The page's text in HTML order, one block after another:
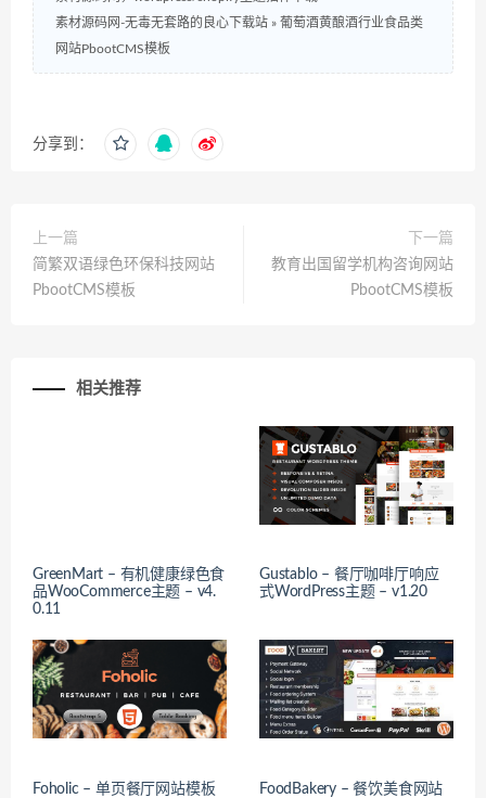
素材源码网-无毒无套路的良心下载站 » 葡萄酒黄酿酒行业食品类
网站PbootCMS模板
分享到：
上一篇
简繁双语绿色环保科技网站
PbootCMS模板
下一篇
教育出国留学机构咨询网站
PbootCMS模板
相关推荐
GreenMart – 有机健康绿色食
品WooCommerce主题 – v4.
0.11
Gustablo – 餐厅咖啡厅响应
式WordPress主题 – v1.20
Foholic – 单页餐厅网站模板 FoodBakery – 餐饮美食网站